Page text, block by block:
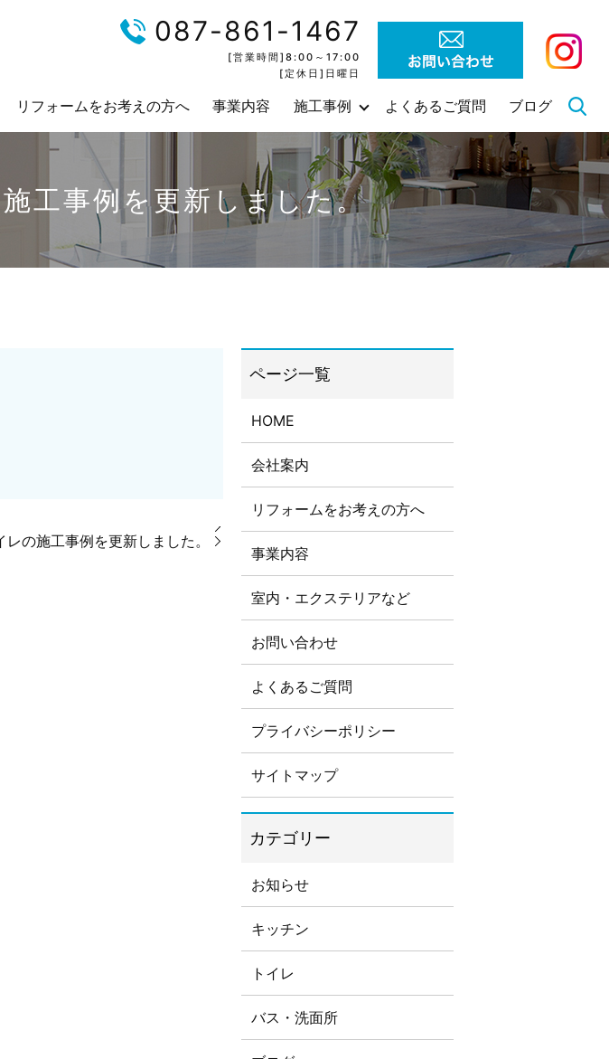
087-861-1467
[営業時間]8:00～17:00
[定休日]日曜日
リフォームをお考えの方へ 事業内容 施工事例 よくあるご質問 ブログ
工事例を更新しました。
レの施工事例を更新しました。
HOME
会社案内
リフォームをお考えの方へ
事業内容
室内・エクステリアなど
お問い合わせ
よくあるご質問
プライバシーポリシー
サイトマップ
お知らせ
キッチン
トイレ
バス・洗面所